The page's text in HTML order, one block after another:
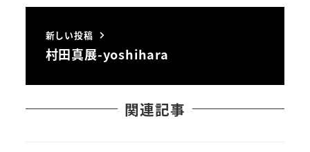
新しい投稿
村田真展-yoshihara
関連記事